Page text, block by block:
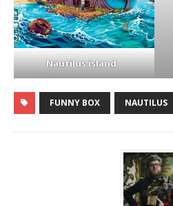
Nautilus island
FUNNY BOX NAUTILUS